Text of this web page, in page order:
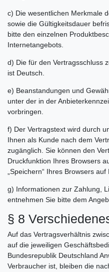
c) Die wesentlichen Merkmale
sowie die Gültigkeitsdauer
bitte den einzelnen
Internetangebots.
d) Die für den Vertragsschluss
ist Deutsch.
e) Beanstandungen und
unter der in der
vorbringen.
f) Der Vertragstext wird durch
Ihnen als Kunde nach dem
zugänglich. Sie können den
Druckfunktion Ihres Browsers
„Speichern“ Ihres Browsers
g) Informationen zur Zahlung,
entnehmen Sie bitte dem
§ 8
Auf das Vertragsverhältnis
auf die jeweiligen
Bundesrepublik Deutschland
Verbraucher ist, bleiben die